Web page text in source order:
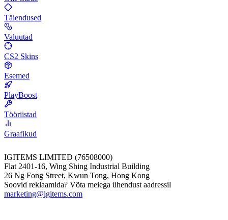
Täiendused
Valuutad
CS2 Skins
Esemed
PlayBoost
Tööriistad
Graafikud
IGITEMS LIMITED (76508000)
Flat 2401-16, Wing Shing Industrial Building
26 Ng Fong Street, Kwun Tong, Hong Kong
Soovid reklaamida? Võta meiega ühendust aadressil
marketing@igitems.com